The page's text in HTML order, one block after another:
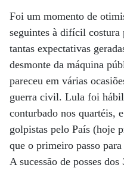
Foi um momento de
seguintes à difícil
tantas expectativas
desmonte da máquina
pareceu em várias
guerra civil. Lula foi hábil
conturbado nos quartéis,
golpistas pelo País (hoje
que o primeiro passo
A sucessão de posses